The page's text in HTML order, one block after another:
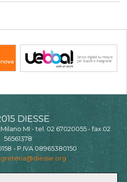
DIESSE
MI - tel. 02 67020055 - fax 02
56561378
- P.IVA 08965380150